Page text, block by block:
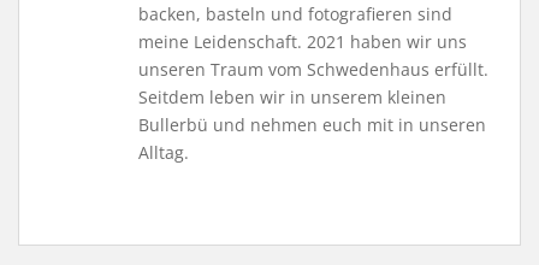
backen, basteln und fotografieren sind
meine Leidenschaft. 2021 haben wir uns
unseren Traum vom Schwedenhaus erfüllt.
Seitdem leben wir in unserem kleinen
Bullerbü und nehmen euch mit in unseren
Alltag.